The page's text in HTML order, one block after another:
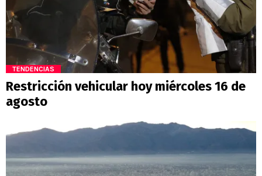
TENDENCIAS
Restricción vehicular hoy miércoles 16 de
agosto